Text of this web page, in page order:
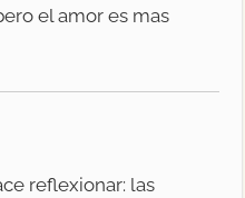
el amor es mas
reflexionar: las